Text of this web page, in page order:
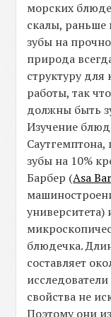
морских
скалы, раньше
зубы на
природа
структуру
работы, так
должны быть
Изучение
зубы на 10%
Барбер (Asa
университета)
блюдечка.
составляет
свойства не
Поэтому они